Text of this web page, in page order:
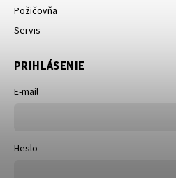
Požičovňa
Servis
PRIHLÁSENIE
E-mail
Heslo